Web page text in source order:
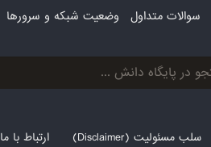
سوالات متداول وضعیت شبکه و سرورها
سلب مسئولیت (Disclaimer) ارتباط با ما